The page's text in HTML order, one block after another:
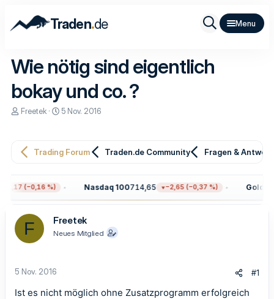
Traden.de
Wie nötig sind eigentlich
bokay und co. ?
E
e
r
Freetek
E
e
l
a
m
5 Nov. 2016
Trading Forum Traden.de Community Fragen &
(−0,16 %) Nasdaq 100714,65 −2,65 (−0,37 %) Gold
F Freetek
Neues Mitglied
5 Nov. 2016 #1
Ist es nicht möglich ohne Zusatzprogramm erfolgreich